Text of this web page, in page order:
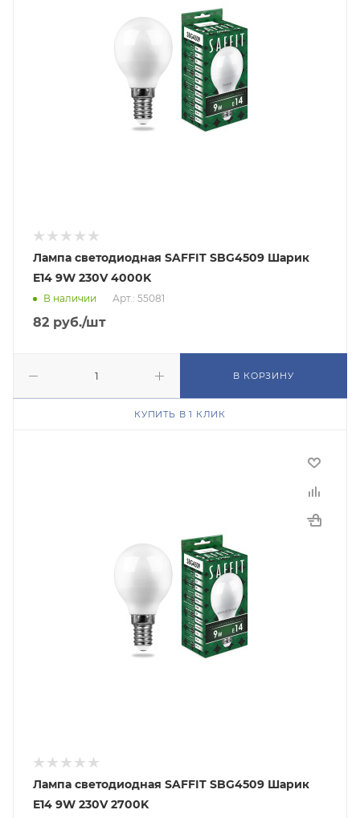
Лампа светодиодная SAFFIT SBG4509 Шарик
E14 9W 230V 4000K
В наличии Арт.: 55081
82 руб./шт
В КОРЗИНУ
КУПИТЬ В 1 КЛИК
Лампа светодиодная SAFFIT SBG4509 Шарик
E14 9W 230V 2700K